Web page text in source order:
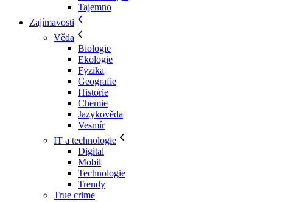
Tajemno
Zajímavosti
Věda
Biologie
Ekologie
Fyzika
Geografie
Historie
Chemie
Jazykověda
Vesmír
IT a technologie
Digital
Mobil
Technologie
Trendy
True crime